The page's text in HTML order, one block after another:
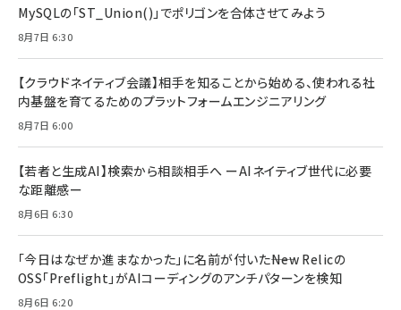
MySQLの「ST_Union()」でポリゴンを合体させてみよう
8月7日 6:30
【クラウドネイティブ会議】相手を知ることから始める、使われる社
内基盤を育てるためのプラットフォームエンジニアリング
8月7日 6:00
【若者と生成AI】検索から相談相手へ ーAIネイティブ世代に必要
な距離感ー
8月6日 6:30
「今日はなぜか進まなかった」に名前が付いた――New Relicの
OSS「Preflight」がAIコーディングのアンチパターンを検知
8月6日 6:20